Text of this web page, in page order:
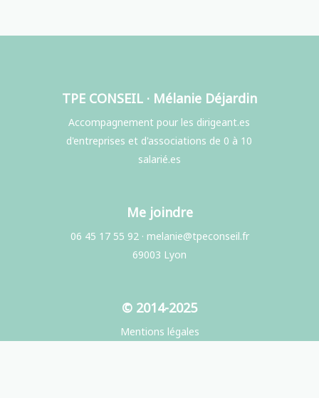
TPE CONSEIL · Mélanie Déjardin
Accompagnement pour les dirigeant.es
d'entreprises et d'associations de 0 à 10
salarié.es
Me joindre
06 45 17 55 92· melanie@tpeconseil.fr
69003 Lyon
© 2014-2025
Mentions légales